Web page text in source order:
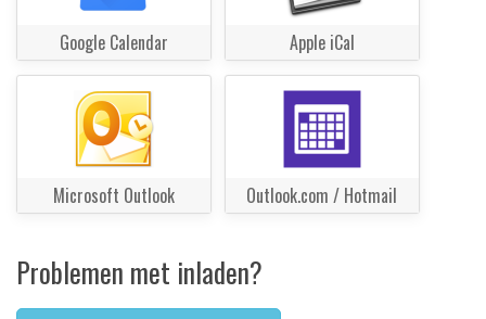
Google Calendar Apple iCal
Microsoft Outlook Outlook.com / Hotmail
Problemen met inladen?